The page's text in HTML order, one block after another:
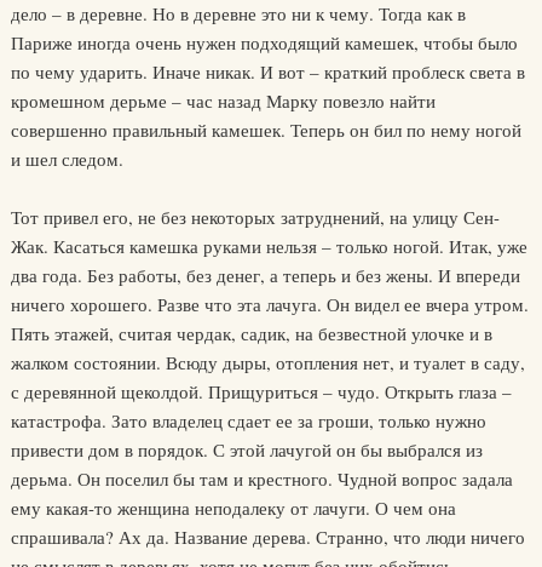
дело – в деревне. Но в деревне это ни к чему. Тогда как в
Париже иногда очень нужен подходящий камешек, чтобы было
по чему ударить. Иначе никак. И вот – краткий проблеск света в
кромешном дерьме – час назад Марку повезло найти
совершенно правильный камешек. Теперь он бил по нему ногой
и шел следом.
Тот привел его, не без некоторых затруднений, на улицу Сен-
Жак. Касаться камешка руками нельзя – только ногой. Итак, уже
два года. Без работы, без денег, а теперь и без жены. И впереди
ничего хорошего. Разве что эта лачуга. Он видел ее вчера утром.
Пять этажей, считая чердак, садик, на безвестной улочке и в
жалком состоянии. Всюду дыры, отопления нет, и туалет в саду,
с деревянной щеколдой. Прищуриться – чудо. Открыть глаза –
катастрофа. Зато владелец сдает ее за гроши, только нужно
привести дом в порядок. С этой лачугой он бы выбрался из
дерьма. Он поселил бы там и крестного. Чудной вопрос задала
ему какая-то женщина неподалеку от лачуги. О чем она
спрашивала? Ах да. Название дерева. Странно, что люди ничего